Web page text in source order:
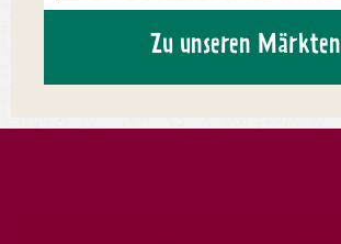
Zu unseren Märkten